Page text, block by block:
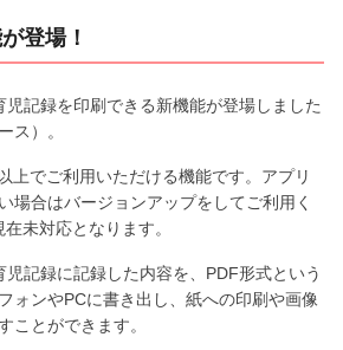
登場！
児記録を印刷できる新機能が登場しました
ス）。
上でご利用いただける機能です。アプリ
場合はバージョンアップをしてご利用く
未対応となります。
児記録に記録した内容を、PDF形式という
ォンやPCに書き出し、紙への印刷や画像
ことができます。